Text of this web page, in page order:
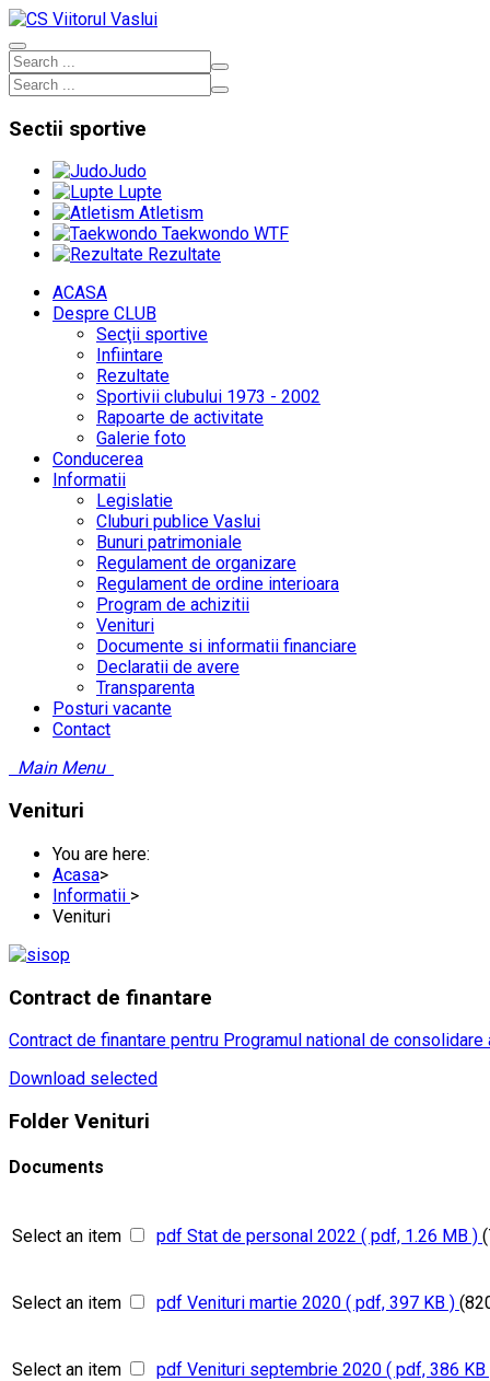
Sectii sportive
Judo
Lupte
Atletism
Taekwondo WTF
Rezultate
ACASA
Despre CLUB
Secţii sportive
Infiintare
Rezultate
Sportivii clubului 1973 - 2002
Rapoarte de activitate
Galerie foto
Conducerea
Informatii
Legislatie
Cluburi publice Vaslui
Bunuri patrimoniale
Regulament de organizare
Regulament de ordine interioara
Program de achizitii
Venituri
Documente si informatii financiare
Declaratii de avere
Transparenta
Posturi vacante
Contact
Main Menu
Venituri
You are here:
Acasa>
Informatii >
Venituri
Contract de finantare
Contract de finantare pentru Programul national de
Download selected
Folder Venituri
Documents
Select an item pdf Stat de personal 2022 ( pdf, 1.26 MB )
Select an item pdf Venituri martie 2020 ( pdf, 397 KB )
Select an item pdf Venituri septembrie 2020 ( pdf, 386 KB